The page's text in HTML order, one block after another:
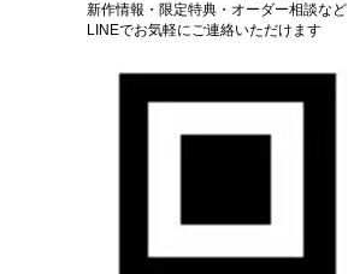
新作情報・限定特典・オーダー相談など
LINEでお気軽にご連絡いただけます